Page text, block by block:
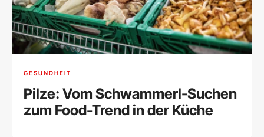
GESUNDHEIT
Pilze: Vom Schwammerl-Suchen
zum Food-Trend in der Küche